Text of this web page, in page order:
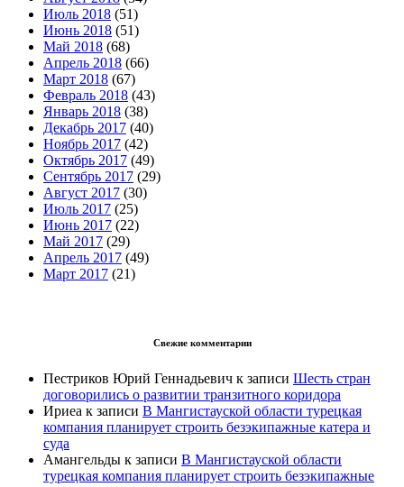
Июль 2018 (51)
Июнь 2018 (51)
Май 2018 (68)
Апрель 2018 (66)
Март 2018 (67)
Февраль 2018 (43)
Январь 2018 (38)
Декабрь 2017 (40)
Ноябрь 2017 (42)
Октябрь 2017 (49)
Сентябрь 2017 (29)
Август 2017 (30)
Июль 2017 (25)
Июнь 2017 (22)
Май 2017 (29)
Апрель 2017 (49)
Март 2017 (21)
Свежие комментарии
Пестриков Юрий Геннадьевич к записи Шесть стран
договорились о развитии транзитного коридора
Ириеа к записи В Мангистауской области турецкая
компания планирует строить безэкипажные катера и
суда
Амангельды к записи В Мангистауской области
турецкая компания планирует строить безэкипажные